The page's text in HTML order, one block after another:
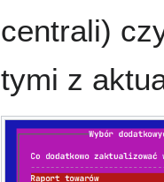
centrali)
tymi z